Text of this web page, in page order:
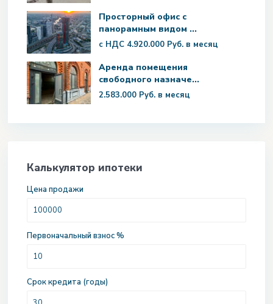
Просторный офис с
панорамным видом ...
с НДС 4.920.000 Руб. в месяц
Аренда помещения
свободного назначе...
2.583.000 Руб. в месяц
Калькулятор ипотеки
Цена продажи
Первоначальный взнос %
Срок кредита (годы)